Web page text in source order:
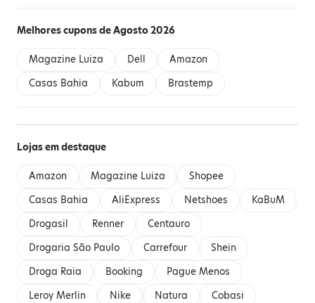
Melhores cupons de Agosto 2026
Magazine Luiza Dell
Amazon
Casas Bahia
Kabum Brastemp
Lojas em destaque
Amazon Magazine Luiza
Shopee
Casas Bahia
AliExpress Netshoes
KaBuM
Drogasil
Renner
Centauro
Drogaria São Paulo
Carrefour
Shein
Droga Raia
Booking
Pague Menos
Leroy Merlin
Nike Natura
Cobasi